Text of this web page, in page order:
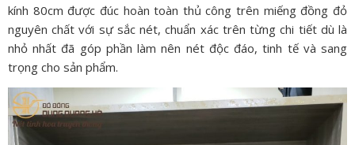
kính 80cm được đúc hoàn toàn thủ công trên miếng đồng đỏ
nguyên chất với sự sắc nét, chuẩn xác trên từng chi tiết dù là
nhỏ nhất đã góp phần làm nên nét độc đáo, tinh tế và sang
trọng cho sản phẩm.